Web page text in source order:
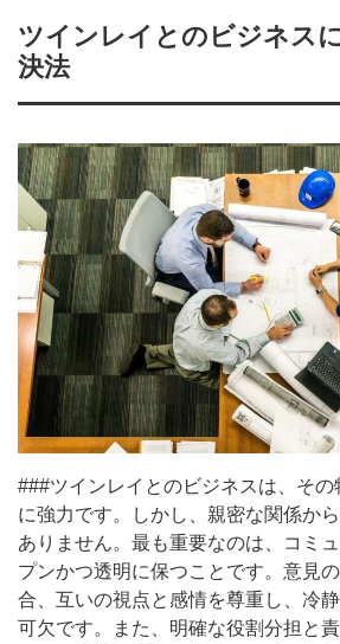
ツインレイとのビジネス
決法
###ツインレイとのビジネスは、その
に強力です。しかし、親密な関係か
ありません。最も重要なのは、コミ
プンかつ透明に保つことです。意見
合、互いの視点と感情を尊重し、冷
可欠です。また、明確な役割分担と